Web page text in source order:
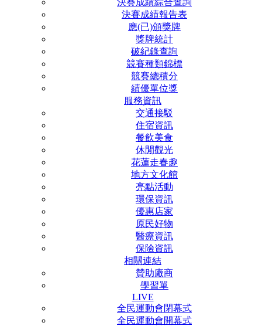
決賽成績綜合查詢
決賽成績報告表
應(已)頒獎牌
獎牌統計
破紀錄查詢
競賽種類錦標
競賽總積分
績優單位獎
服務資訊
交通接駁
住宿資訊
餐飲美食
休閒觀光
花蓮走春趣
地方文化館
亮點活動
環保資訊
優惠店家
原民好物
醫療資訊
保險資訊
相關連結
贊助廠商
學習單
LIVE
全民運動會閉幕式
全民運動會開幕式